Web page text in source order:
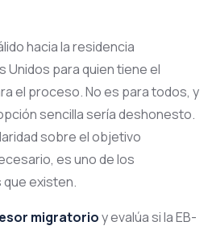
hacia la residencia
Unidos para quien tiene el
el proceso. No es para todos, y
sencilla sería deshonesto.
sobre el objetivo
es uno de los
existen.
migratorioy evalúa si la EB-